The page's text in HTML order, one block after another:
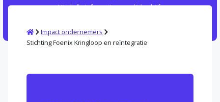
Vind alle informatie over dit bedrijf.
HomeImpact ondernemers
Stichting Foenix Kringloop en reïntegratie